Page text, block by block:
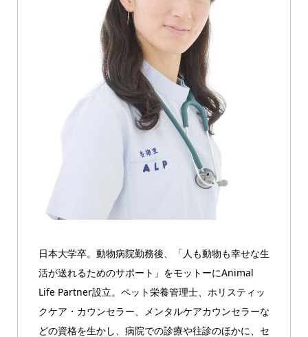
日本大学卒。動物病院勤務後、「人も動物も幸せな生
活が送れるためのサポート」をモットーにAnimal
Life Partner設立。ペット栄養管理士、ホリスティッ
クケア・カウンセラー、メンタルケアカウンセラーな
どの資格を生かし、病院での診療や往診のほかに、セ